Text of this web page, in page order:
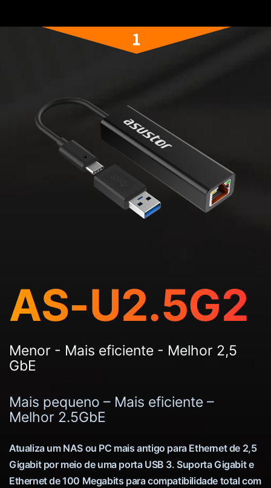
AS-U2.5G2
Menor - Mais eficiente - Melhor 2,5
GbE
Mais pequeno – Mais eficiente –
Melhor 2.5GbE
Atualiza um NAS ou PC mais antigo para Ethernet de 2,5
Gigabit por meio de uma porta USB 3. Suporta Gigabit e
Ethernet de 100 Megabits para compatibilidade total com